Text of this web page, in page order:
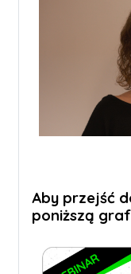
Aby przejść
poniższą